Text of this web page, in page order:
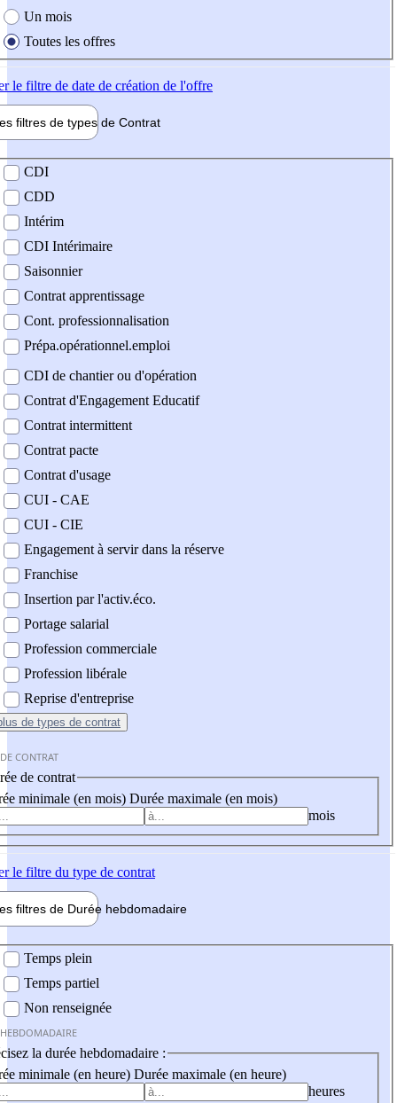
Un mois
Toutes les offres
le filtre de date de création de l'offre
filtres de types de Contrat
contrat
CDI
CDD
Intérim
CDI Intérimaire
Saisonnier
Contrat apprentissage
Cont. professionnalisation
Prépa.opérationnel.emploi
CDI de chantier ou d'opération
Contrat d'Engagement Educatif
Contrat intermittent
Contrat pacte
Contrat d'usage
CUI - CAE
CUI - CIE
Engagement à servir dans la réserve
Franchise
Insertion par l'activ.éco.
Portage salarial
Profession commerciale
Profession libérale
Reprise d'entreprise
de types de contrat
CONTRAT
de contrat
minimale (en mois) Durée maximale (en mois)
mois
le filtre du type de contrat
filtres de Durée hebdomadaire
Temps plein
Temps partiel
Non renseignée
la durée hebdomadaire :
minimale (en heure) Durée maximale (en heure)
heures